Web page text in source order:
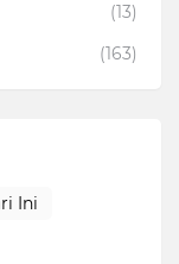
(13)
(163)
Ini